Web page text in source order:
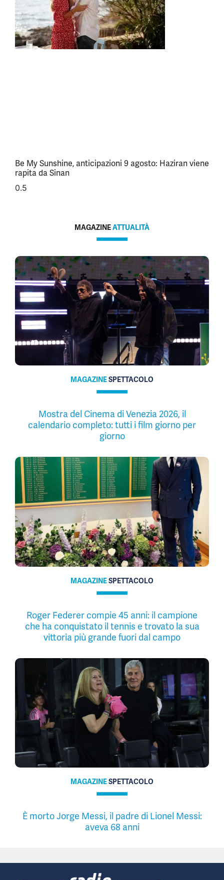
Be My Sunshine, anticipazioni 9 agosto: Haziran viene
rapita da Sinan
MAGAZINEATTUALITÀ
MAGAZINESPETTACOLO
Mostra del Cinema di Venezia 2026, il
calendario completo: tutti i film giorno per
giorno
MAGAZINESPETTACOLO
Roger Federer compie 45 anni: il campione
che ha conquistato il tennis e trovato la sua
vittoria più grande fuori dal campo
MAGAZINESPETTACOLO
È morto Jorge Messi, il padre di Lionel Messi:
aveva 68 anni